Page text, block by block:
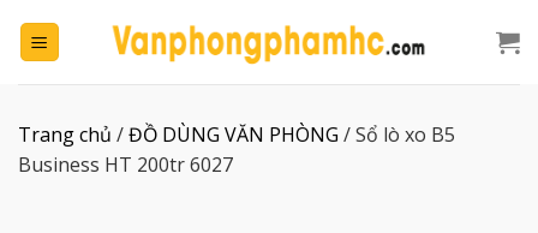
đến
Trang chủ /ĐỒ DÙNG VĂN PHÒNG /Sổ lò xo B5
Business HT 200tr 6027